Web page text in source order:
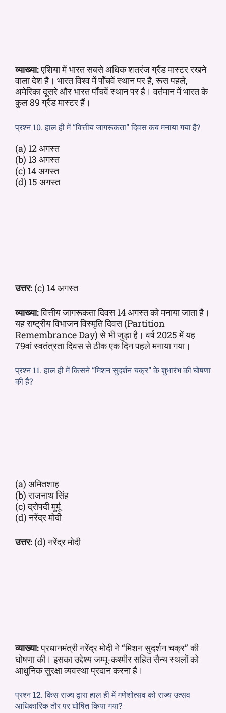
व्याख्या:एशिया में भारत सबसे अधिक शतरंज ग्रैंड मास्टर रखने
वाला देश है। भारत विश्व में पाँचवें स्थान पर है, रूस पहले,
अमेरिका दूसरे और भारत पाँचवें स्थान पर है। वर्तमान में भारत के
कुल 89 ग्रैंड मास्टर हैं।
प्रश्न 10. हाल ही में “वित्तीय जागरूकता” दिवस कब मनाया गया है?
(a) 12 अगस्त
(b) 13 अगस्त
(c) 14 अगस्त
(d) 15 अगस्त
उत्तर: (c) 14 अगस्त
व्याख्या:वित्तीय जागरूकता दिवस 14 अगस्त को मनाया जाता है।
यह राष्ट्रीय विभाजन विस्मृति दिवस (Partition
Remembrance Day) से भी जुड़ा है। वर्ष 2025 में यह
79वां स्वतंत्रता दिवस से ठीक एक दिन पहले मनाया गया।
प्रश्न 11. हाल ही में किसने “मिशन सुदर्शन चक्र” के शुभारंभ की घोषणा
की है?
(a) अमितशाह
(b) राजनाथ सिंह
(c) द्रोपदी मुर्मू
(d) नरेंद्र मोदी
उत्तर: (d) नरेंद्र मोदी
व्याख्या:प्रधानमंत्री नरेंद्र मोदी ने “मिशन सुदर्शन चक्र” की
घोषणा की। इसका उद्देश्य जम्मू-कश्मीर सहित सैन्य स्थलों को
आधुनिक सुरक्षा व्यवस्था प्रदान करना है।
प्रश्न 12. किस राज्य द्वारा हाल ही में गणेशोत्सव को राज्य उत्सव
आधिकारिक तौर पर घोषित किया गया?